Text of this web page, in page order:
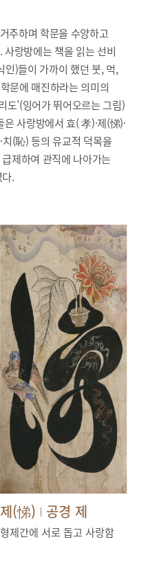
주하며 학문을 수양하고
랑방에는 책을 읽는 선비
인)들이 가까이 했던 붓, 먹,
문에 매진하라는 의미의
도’(잉어가 뛰어오르는 그림)
사랑방에서 효( 孝)·제(悌)·
치(恥) 등의 유교적 덕목을
제하여 관직에 나아가는
.
제(悌) | 공경 제
형제간에 서로 돕고 사랑함